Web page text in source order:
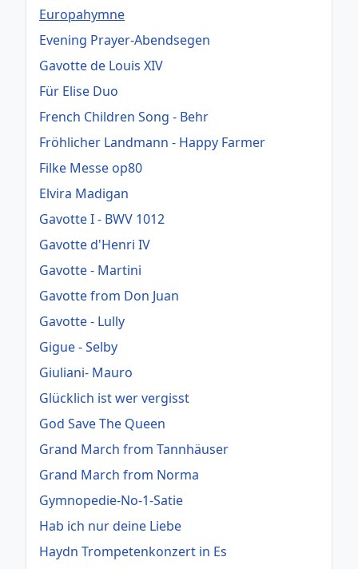
Europahymne
Evening Prayer-Abendsegen
Gavotte de Louis XIV
Für Elise Duo
French Children Song - Behr
Fröhlicher Landmann - Happy Farmer
Filke Messe op80
Elvira Madigan
Gavotte I - BWV 1012
Gavotte d'Henri IV
Gavotte - Martini
Gavotte from Don Juan
Gavotte - Lully
Gigue - Selby
Giuliani- Mauro
Glücklich ist wer vergisst
God Save The Queen
Grand March from Tannhäuser
Grand March from Norma
Gymnopedie-No-1-Satie
Hab ich nur deine Liebe
Haydn Trompetenkonzert in Es